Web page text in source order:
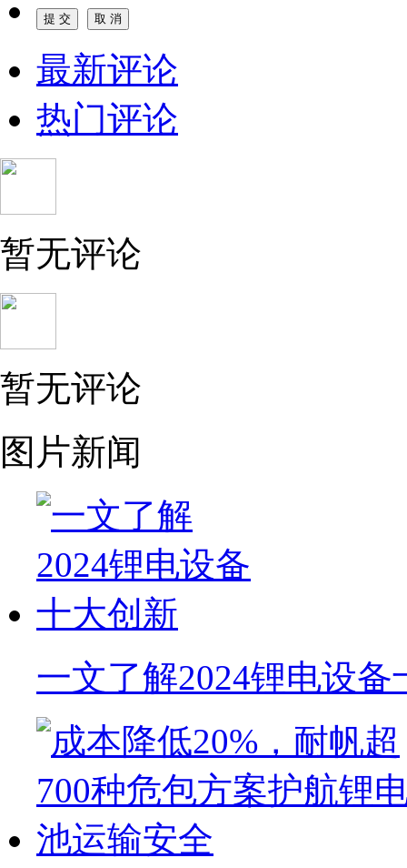
最新评论
热门评论
暂无评论
暂无评论
图片新闻
一文了解2024锂电设备